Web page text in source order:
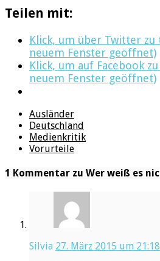
Teilen mit:
Klick, um über Twitter
neuem Fenster geöffnet)
Klick, um auf Facebook
neuem Fenster geöffnet)
Ausländer
Deutschland
Medienkritik
Vorurteile
1 Kommentar zu Wer weiß es
Silvia 27. März 2015 um 21:18